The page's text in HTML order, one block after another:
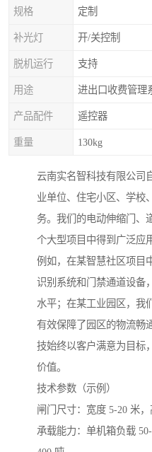
规格 定制
补光灯 开/关控制
脱机运行 支持
用途 进出口收费管理
产品配件 遥控器
重量 130kg
云南实名智科技有限公司
业单位、住宅小区、学校
务。我们的电动伸缩门、
个大型项目中得到广泛应
例如，在某智慧社区项目
识别系统和门禁通道设备
水平；在某工业园区，我
有效保障了园区的物流畅
技始终以客户满意为目标
价值。
技术参数（示例）
闸门尺寸：宽度 5-20 米，
承载能力：单机箱负载